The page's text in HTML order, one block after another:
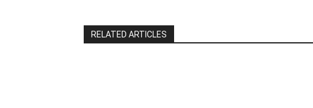
RELATED ARTICLES